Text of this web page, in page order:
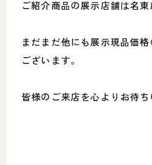
ご紹介商品の展示店舗は名東
まだまだ他にも展示現品価
ございます。
皆様のご来店を心よりお待ち